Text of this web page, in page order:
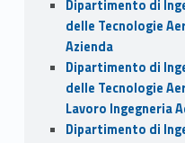
Dipartimento di
delle Tecnologie
Azienda
Dipartimento di
delle Tecnologie
Lavoro Ingegneria
Dipartimento di